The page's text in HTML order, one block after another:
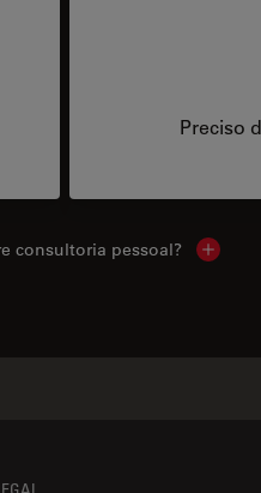
Preciso
consultoria pessoal? Show